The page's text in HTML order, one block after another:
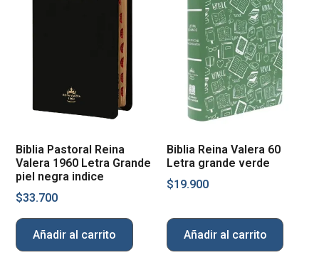
Biblia Pastoral Reina
Valera 1960 Letra Grande
piel negra indice
$33.700
Añadir al carrito
Biblia Reina Valera 60
Letra grande verde
$19.900
Añadir al carrito